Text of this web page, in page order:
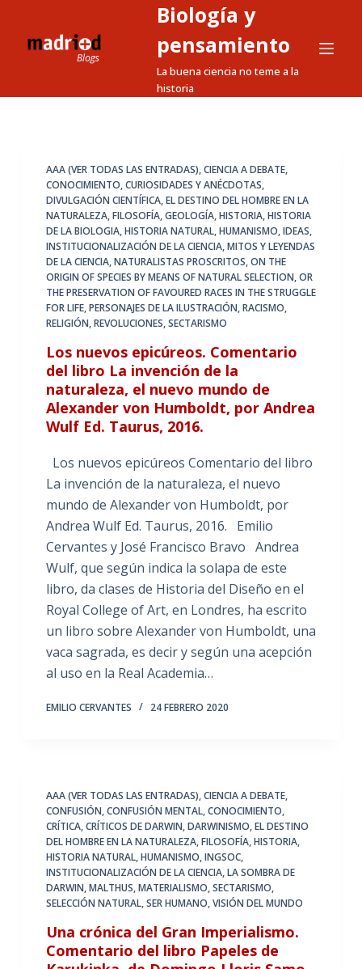
a
Biología y
pensamiento
La buena ciencia no teme a la
historia
AAA (VER TODAS LAS ENTRADAS),CIENCIA A DEBATE,
CONOCIMIENTO,CURIOSIDADES Y ANÉCDOTAS,
DIVULGACIÓN CIENTÍFICA,EL DESTINO DEL HOMBRE EN LA
NATURALEZA,FILOSOFÍA,GEOLOGÍA,HISTORIA,HISTORIA
DE LA BIOLOGIA,HISTORIA NATURAL,HUMANISMO,IDEAS,
INSTITUCIONALIZACIÓN DE LA CIENCIA,MITOS Y LEYENDAS
DE LA CIENCIA,NATURALISTAS PROSCRITOS,ON THE
ORIGIN OF SPECIES BY MEANS OF NATURAL SELECTION,OR
THE PRESERVATION OF FAVOURED RACES IN THE STRUGGLE
FOR LIFE,PERSONAJES DE LA ILUSTRACIÓN,RACISMO,
RELIGIÓN,REVOLUCIONES,SECTARISMO
Los nuevos epicúreos. Comentario
del libro La invención de la
naturaleza, el nuevo mundo de
Alexander von Humboldt, por Andrea
Wulf Ed. Taurus, 2016.
Los nuevos epicúreos Comentario del libro
La invención de la naturaleza, el nuevo
mundo de Alexander von Humboldt, por
Andrea Wulf Ed. Taurus, 2016. Emilio
Cervantes y José Francisco Bravo Andrea
Wulf, que según indica la solapa de este
libro, da clases de Historia del Diseño en el
Royal College of Art, en Londres, ha escrito
un libro sobre Alexander von Humboldt, una
vaca sagrada, es decir y según una acepción
al uso en la Real Academia…
EMILIO CERVANTES 24 FEBRERO 2020
AAA (VER TODAS LAS ENTRADAS),CIENCIA A DEBATE,
CONFUSIÓN,CONFUSIÓN MENTAL,CONOCIMIENTO,
CRÍTICA,CRÍTICOS DE DARWIN,DARWINISMO,EL DESTINO
DEL HOMBRE EN LA NATURALEZA,FILOSOFÍA,HISTORIA,
HISTORIA NATURAL,HUMANISMO,INGSOC,
INSTITUCIONALIZACIÓN DE LA CIENCIA,LA SOMBRA DE
DARWIN,MALTHUS,MATERIALISMO,SECTARISMO,
SELECCIÓN NATURAL,SER HUMANO,VISIÓN DEL MUNDO
Una crónica del Gran Imperialismo.
Comentario del libro Papeles de